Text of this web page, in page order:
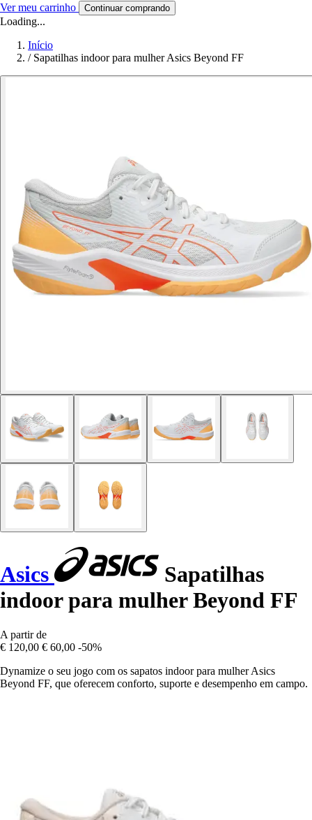
Ver meu carrinho Continuar comprando
Loading...
Início
/ Sapatilhas indoor para mulher Asics Beyond FF
Asics
Sapatilhas
indoor para mulher Beyond FF
A partir de
€ 120,00 € 60,00 -50%
Dynamize o seu jogo com os sapatos indoor para mulher Asics
Beyond FF, que oferecem conforto, suporte e desempenho em campo.